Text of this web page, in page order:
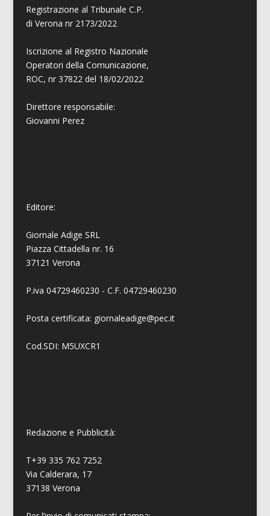
Registrazione al Tribunale C.P.
di Verona nr 2173/2022
Iscrizione al Registro Nazionale
Operatori della Comunicazione,
ROC, nr 37822 del 18/02/2022
Direttore responsabile:
Giovanni Perez
Editore:
Giornale Adige SRL
Piazza Cittadella nr. 16
37121 Verona
P.iva 04729460230 - C.F. 04729460230
Posta certificata: giornaleadige@pec.it
Cod.SDI: M5UXCR1
Redazione e Pubblicità:
T+39 335 762 7252
Via Calderara, 17
37138 Verona